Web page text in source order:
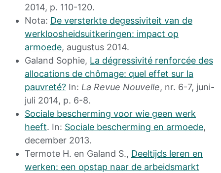
2014, p. 110-120.
Nota: De versterkte degessiviteit van de
werkloosheidsuitkeringen: impact op
armoede, augustus 2014.
Galand Sophie, La dégressivité renforcée des
allocations de chômage: quel effet sur la
pauvreté? In: La Revue Nouvelle, nr. 6-7, juni-
juli 2014, p. 6-8.
Sociale bescherming voor wie geen werk
heeft. In: Sociale bescherming en armoede,
december 2013.
Termote H. en Galand S., Deeltijds leren en
werken: een opstap naar de arbeidsmarkt